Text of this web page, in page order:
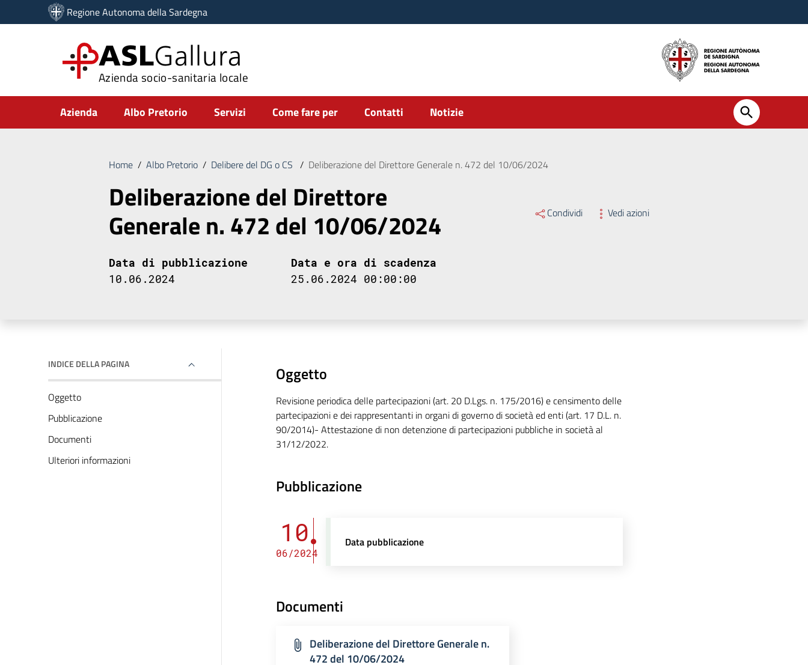
Vai ai contenuti
Vai al menu di navigazione
Regione Autonoma della Sardegna
ASLGallura
Azienda socio-sanitaria locale
Submenu
Azienda Albo Pretorio Servizi Come fare per Contatti Notizie
Home / Albo Pretorio / Delibere del DG o CS / Deliberazione del Direttore Generale n. 472 del 10/06/2024
Deliberazione del Direttore
Generale n. 472 del 10/06/2024 Condividi Vedi azioni
Data di pubblicazione
10.06.2024
Data e ora di scadenza
25.06.2024 00:00:00
INDICE DELLA PAGINA
Oggetto
Pubblicazione
Documenti
Ulteriori informazioni
Oggetto
Revisione periodica delle partecipazioni (art. 20 D.Lgs. n. 175/2016) e censimento delle
partecipazioni e dei rappresentanti in organi di governo di società ed enti (art. 17 D.L. n.
90/2014)- Attestazione di non detenzione di partecipazioni pubbliche in società al
31/12/2022.
Pubblicazione
10
06/2024
Data pubblicazione
Documenti
Deliberazione del Direttore Generale n.
472 del 10/06/2024